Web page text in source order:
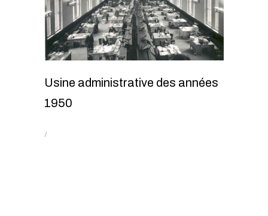
Usine administrative des années
1950